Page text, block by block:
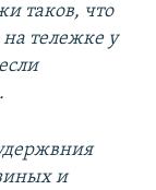
таков, что
тележке у
и